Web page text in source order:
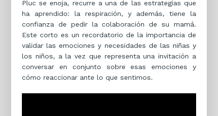
Pluc se enoja, recurre a una de las estrategias que
ha aprendido: la respiración, y además, tiene la
confianza de pedir la colaboración de su mamá.
Este corto es un recordatorio de la importancia de
validar las emociones y necesidades de las niñas y
los niños, a la vez que representa una invitación a
conversar en conjunto sobre esas emociones y
cómo reaccionar ante lo que sentimos.